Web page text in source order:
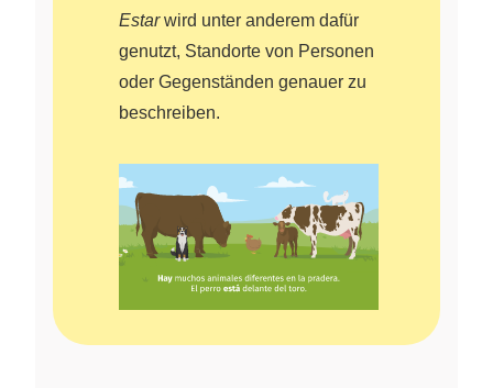
Estarwird unter anderem dafür
genutzt, Standorte von Personen
oder Gegenständen genauer zu
beschreiben.